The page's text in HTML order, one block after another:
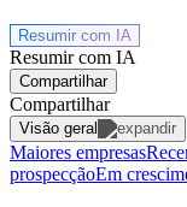
Resumir com IA
Resumir com IA
Compartilhar
Compartilhar
Visão geral
Maiores empresas
prospecçãoEm